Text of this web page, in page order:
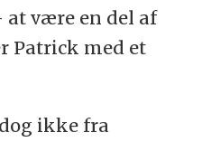
være en del af
Patrick med et
ikke fra